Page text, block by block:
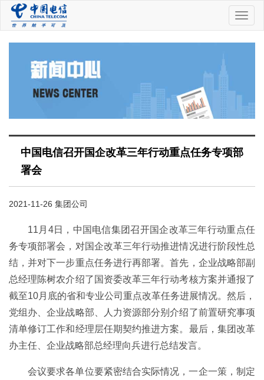
中
国
中国电信召开国企改革三年行动重点任务专项部
署会
2021-11-26 集团公司
11月4日，中国电信集团召开国企改革三年行动重点任
务专项部署会，对国企改革三年行动推进情况进行阶段性总
结，并对下一步重点任务进行再部署。首先，企业战略部副
总经理陈树农介绍了国资委改革三年行动考核方案并通报了
截至10月底的省和专业公司重点改革任务进展情况。然后，
党组办、企业战略部、人力资源部分别介绍了前置研究事项
清单修订工作和经理层任期契约推进方案。最后，集团改革
办主任、企业战略部总经理向兵进行总结发言。
会议要求各单位要紧密结合实际情况，一企一策，制定